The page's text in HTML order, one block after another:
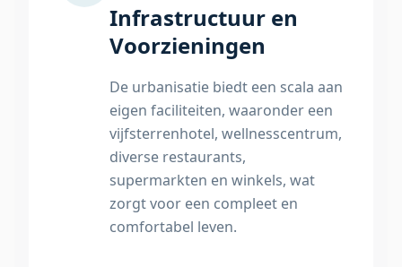
Infrastructuur en
Voorzieningen
De urbanisatie biedt een scala aan
eigen faciliteiten, waaronder een
vijfsterrenhotel, wellnesscentrum,
diverse restaurants,
supermarkten en winkels, wat
zorgt voor een compleet en
comfortabel leven.